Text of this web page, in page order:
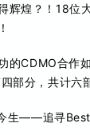
辉煌？！18位
的CDMO合作
部分，共计六
生——追寻